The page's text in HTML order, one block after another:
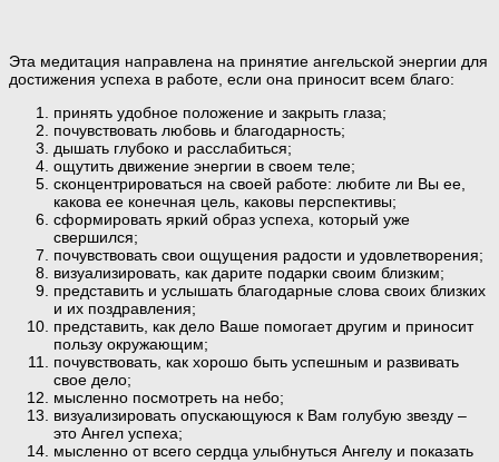
Эта медитация направлена на принятие ангельской энергии для
достижения успеха в работе, если она приносит всем благо:
принять удобное положение и закрыть глаза;
почувствовать любовь и благодарность;
дышать глубоко и расслабиться;
ощутить движение энергии в своем теле;
сконцентрироваться на своей работе: любите ли Вы ее,
какова ее конечная цель, каковы перспективы;
сформировать яркий образ успеха, который уже
свершился;
почувствовать свои ощущения радости и удовлетворения;
визуализировать, как дарите подарки своим близким;
представить и услышать благодарные слова своих близких
и их поздравления;
представить, как дело Ваше помогает другим и приносит
пользу окружающим;
почувствовать, как хорошо быть успешным и развивать
свое дело;
мысленно посмотреть на небо;
визуализировать опускающуюся к Вам голубую звезду –
это Ангел успеха;
мысленно от всего сердца улыбнуться Ангелу и показать